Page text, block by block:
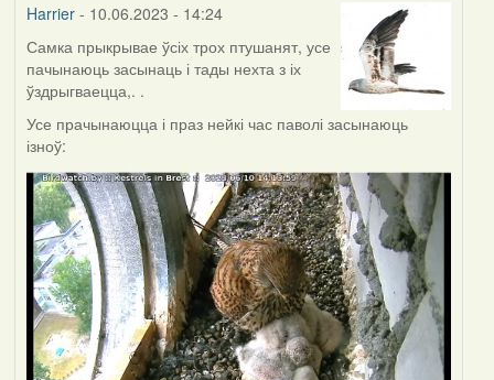
Harrier- 10.06.2023 - 14:24
Самка прыкрывае ўсіх трох птушанят, усе
пачынаюць засынаць і тады нехта з іх
ўздрыгваецца,. .
Усе прачынаюцца і праз нейкі час паволі засынаюць
ізноў: